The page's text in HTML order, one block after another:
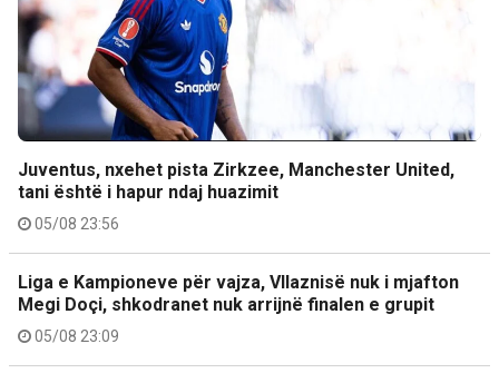
Juventus, nxehet pista Zirkzee, Manchester United,
tani është i hapur ndaj huazimit
05/08 23:56
Liga e Kampioneve për vajza, Vllaznisë nuk i mjafton
Megi Doçi, shkodranet nuk arrijnë finalen e grupit
05/08 23:09